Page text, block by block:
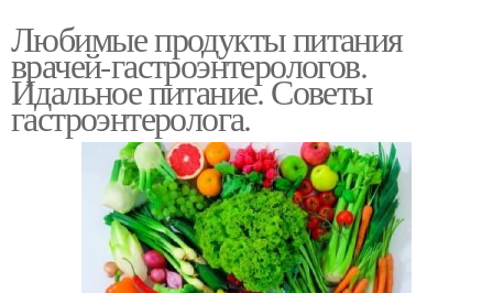
Любимые продукты питания
врачей-гастроэнтерологов.
Идальное питание. Советы
гастроэнтеролога.